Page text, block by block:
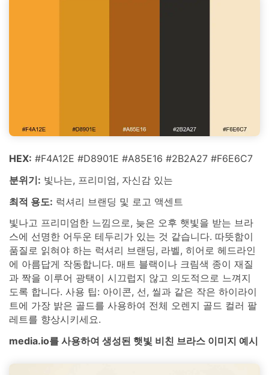
HEX: #F4A12E #D8901E #A85E16 #2B2A27 #F6E6C7
분위기: 빛나는, 프리미엄, 자신감 있는
최적 용도: 럭셔리 브랜딩 및 로고 액센트
빛나고 프리미엄한 느낌으로, 늦은 오후 햇빛을 받는 브라
스에 선명한 어두운 테두리가 있는 것 같습니다. 따뜻함이
품질로 읽혀야 하는 럭셔리 브랜딩, 라벨, 히어로 헤드라인
에 아름답게 작동합니다. 매트 블랙이나 크림색 종이 재질
과 짝을 이루어 광택이 시끄럽지 않고 의도적으로 느껴지
도록 합니다. 사용 팁: 아이콘, 선, 씰과 같은 작은 하이라이
트에 가장 밝은 골드를 사용하여 전체 오렌지 골드 컬러 팔
레트를 향상시키세요.
media.io를 사용하여 생성된 햇빛 비친 브라스 이미지 예시